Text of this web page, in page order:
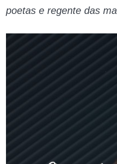
poetas e regente das